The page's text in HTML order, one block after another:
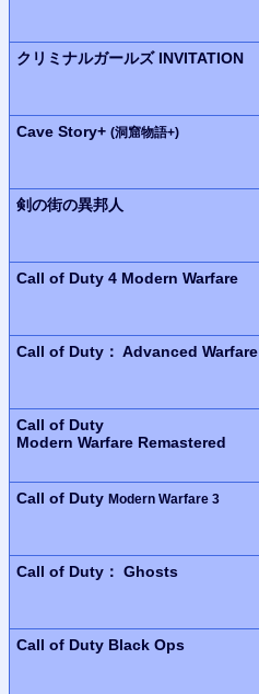
クリミナルガールズ INVITATION
Cave Story+ (洞窟物語+)
剣の街の異邦人
Call of Duty 4 Modern Warfare
Call of Duty： Advanced Warfare
Call of Duty
Modern Warfare Remastered
Call of Duty Modern Warfare 3
Call of Duty： Ghosts
Call of Duty Black Ops